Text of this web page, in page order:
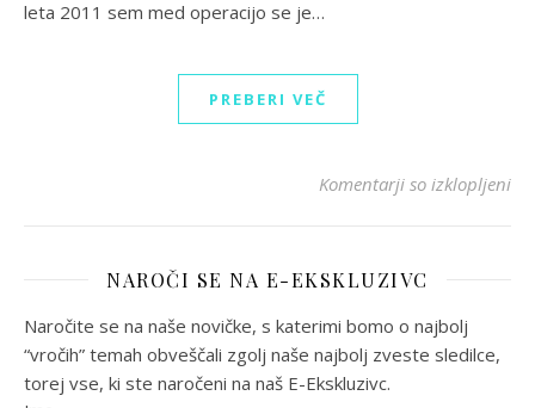
leta 2011 sem med operacijo se je…
PREBERI VEČ
Komentarji so izklopljeniza
NAROČI SE NA E-EKSKLUZIVC
Naročite se na naše novičke, s katerimi bomo o najbolj
“vročih” temah obveščali zgolj naše najbolj zveste sledilce,
torej vse, ki ste naročeni na naš E-Ekskluzivc.